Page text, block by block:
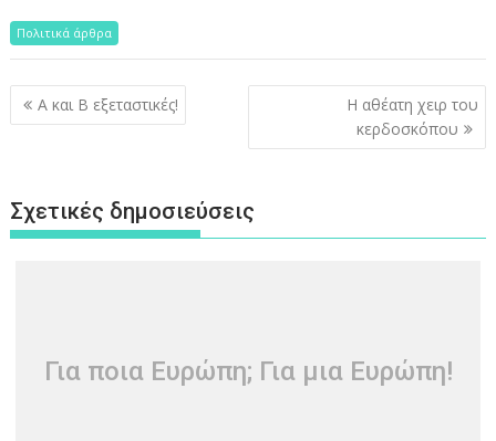
Πολιτικά άρθρα
Πλοήγηση
άρθρων
Α και Β εξεταστικές!
Η αθέατη χειρ του
κερδοσκόπου
Σχετικές δημοσιεύσεις
Για ποια Ευρώπη; Για μια Ευρώπη!